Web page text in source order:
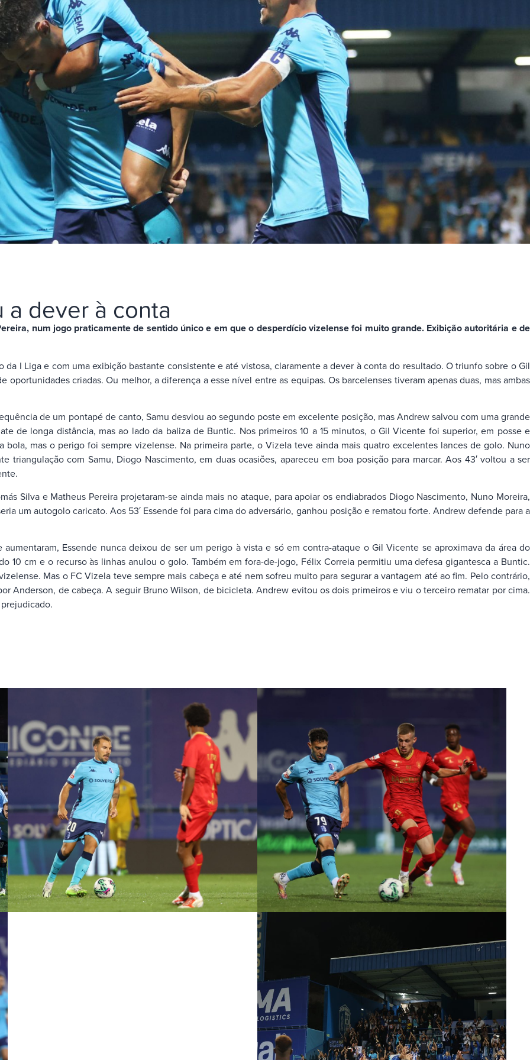
dever à conta
num jogo praticamente de sentido único e em que o desperdício vizelense foi muito grande. Exibição autoritária e de
I Liga e com uma exibição bastante consistente e até vistosa, claramente a dever à conta do resultado. O triunfo sobre o Gil
criadas. Ou melhor, a diferença a esse nível entre as equipas. Os barcelenses tiveram apenas duas, mas ambas
de um pontapé de canto, Samu desviou ao segundo poste em excelente posição, mas Andrew salvou com uma grande
de longa distância, mas ao lado da baliza de Buntic. Nos primeiros 10 a 15 minutos, o Gil Vicente foi superior, em posse e
bola, mas o perigo foi sempre vizelense. Na primeira parte, o Vizela teve ainda mais quatro excelentes lances de golo. Nuno
triangulação com Samu, Diogo Nascimento, em duas ocasiões, apareceu em boa posição para marcar. Aos 43′ voltou a ser
Silva e Matheus Pereira projetaram-se ainda mais no ataque, para apoiar os endiabrados Diogo Nascimento, Nuno Moreira,
um autogolo caricato. Aos 53′ Essende foi para cima do adversário, ganhou posição e rematou forte. Andrew defende para a
Essende nunca deixou de ser um perigo à vista e só em contra-ataque o Gil Vicente se aproximava da área do
10 cm e o recurso às linhas anulou o golo. Também em fora-de-jogo, Félix Correia permitiu uma defesa gigantesca a Buntic.
Mas o FC Vizela teve sempre mais cabeça e até nem sofreu muito para segurar a vantagem até ao fim. Pelo contrário,
Anderson, de cabeça. A seguir Bruno Wilson, de bicicleta. Andrew evitou os dois primeiros e viu o terceiro rematar por cima.